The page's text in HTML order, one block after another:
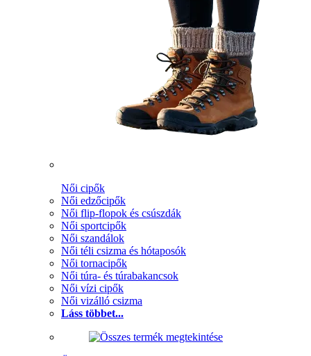
Női cipők
Női edzőcipők
Női flip-flopok és csúszdák
Női sportcipők
Női szandálok
Női téli csizma és hótaposók
Női tornacipők
Női túra- és túrabakancsok
Női vízi cipők
Női vizálló csizma
Láss többet...